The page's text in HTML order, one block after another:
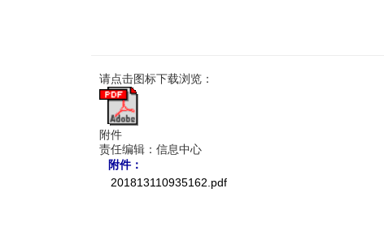
请点击图标下载浏览：
附件
责任编辑：信息中心
附件：
201813110935162.pdf